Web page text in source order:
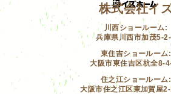
株式会社イ
川西ショールーム:
兵庫県川西市加茂5-
東住吉ショールーム:
大阪市東住吉区杭全8-
住之江ショールーム:
大阪市住之江区東加賀屋